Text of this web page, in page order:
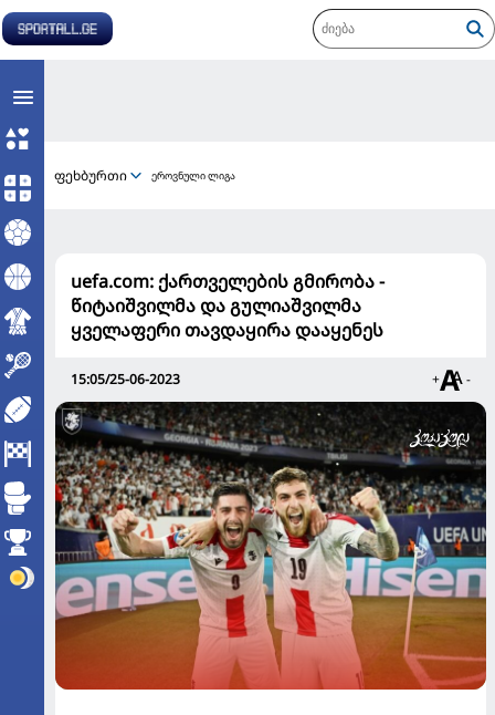
ფეხბურთი ეროვნული ლიგა
uefa.com: ქართველების გმირობა -
წიტაიშვილმა და გულიაშვილმა
ყველაფერი თავდაყირა დააყენეს
15:05/25-06-2023 + -